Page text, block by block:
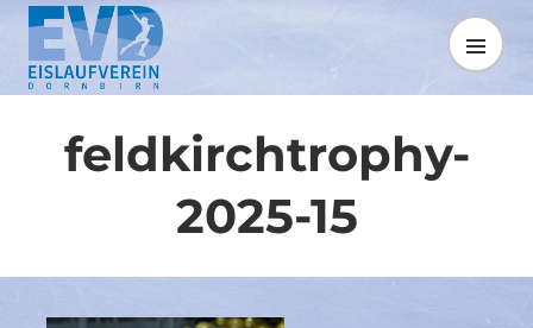
Springe
zum
Inhalt
MENÜ
feldkirchtrophy-
2025-15